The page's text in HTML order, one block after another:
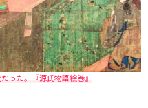
った。『源氏物語絵巻』